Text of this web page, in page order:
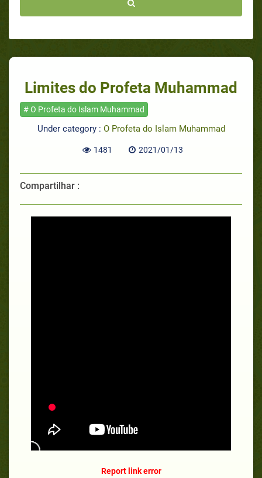
Limites do Profeta Muhammad
# O Profeta do Islam Muhammad
Under category : O Profeta do Islam Muhammad
1481 2021/01/13
Compartilhar :
Report link error